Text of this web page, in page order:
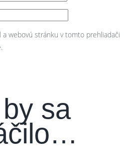
webovú stránku v tomto prehliadači
sa